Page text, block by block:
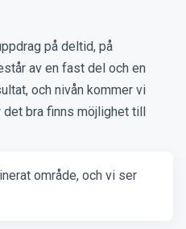
på deltid, på
av en fast del och en
och nivån kommer vi
det bra finns möjlighet till
område, och vi ser